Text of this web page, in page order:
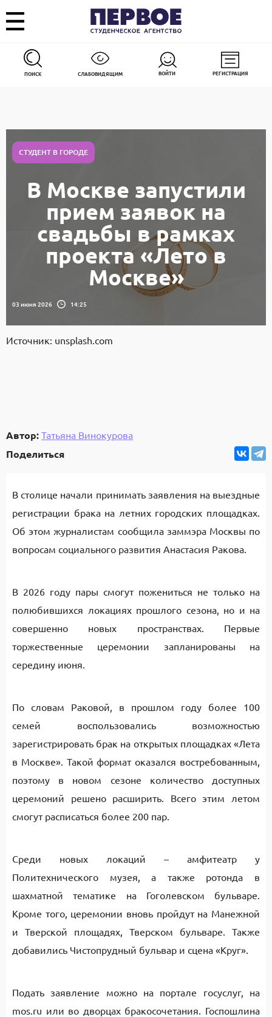
ПОИСК СЛАБОВИДЯЩИМ ВОЙТИ РЕГИСТРАЦИЯ
СТУДЕНТ В ГОРОДЕ
В Москве запустили
прием заявок на
свадьбы в рамках
проекта «Лето в
Москве»
03 июня 2026 14:25
Источник: unsplash.com
Автор: Татьяна Винокурова
Поделиться
В столице начали принимать заявления на выездные
регистрации брака на летних городских площадках.
Об этом журналистам сообщила заммэра Москвы по
вопросам социального развития Анастасия Ракова.
В 2026 году пары смогут пожениться не только на
полюбившихся локациях прошлого сезона, но и на
совершенно новых пространствах. Первые
торжественные церемонии запланированы на
середину июня.
По словам Раковой, в прошлом году более 100
семей воспользовались возможностью
зарегистрировать брак на открытых площадках «Лета
в Москве». Такой формат оказался востребованным,
поэтому в новом сезоне количество доступных
церемоний решено расширить. Всего этим летом
смогут расписаться более 200 пар.
Среди новых локаций – амфитеатр у
Политехнического музея, а также ротонда в
шахматной тематике на Гоголевском бульваре.
Кроме того, церемонии вновь пройдут на Манежной
и Тверской площадях, Тверском бульваре. Также
добавились Чистопрудный бульвар и сцена «Круг».
Подать заявление можно на портале госуслуг, на
mos.ru или во дворцах бракосочетания. Госпошлина